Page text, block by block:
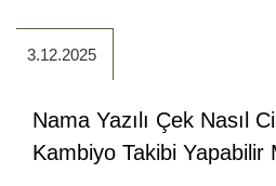
3.12.2025
Nama Yazılı Çek Nasıl
Kambiyo Takibi Yapabilir